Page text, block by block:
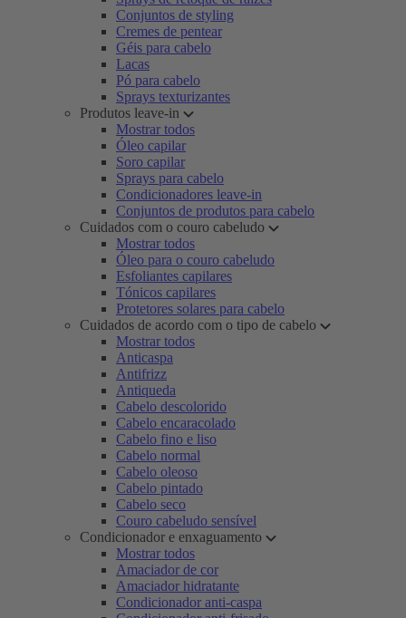
Conjuntos de styling
Cremes de pentear
Géis para cabelo
Lacas
Pó para cabelo
Sprays texturizantes
Produtos leave-in
Mostrar todos
Óleo capilar
Soro capilar
Sprays para cabelo
Condicionadores leave-in
Conjuntos de produtos para cabelo
Cuidados com o couro cabeludo
Mostrar todos
Óleo para o couro cabeludo
Esfoliantes capilares
Tónicos capilares
Protetores solares para cabelo
Cuidados de acordo com o tipo de cabelo
Mostrar todos
Anticaspa
Antifrizz
Antiqueda
Cabelo descolorido
Cabelo encaracolado
Cabelo fino e liso
Cabelo normal
Cabelo oleoso
Cabelo pintado
Cabelo seco
Couro cabeludo sensível
Condicionador e enxaguamento
Mostrar todos
Amaciador de cor
Amaciador hidratante
Condicionador anti-caspa